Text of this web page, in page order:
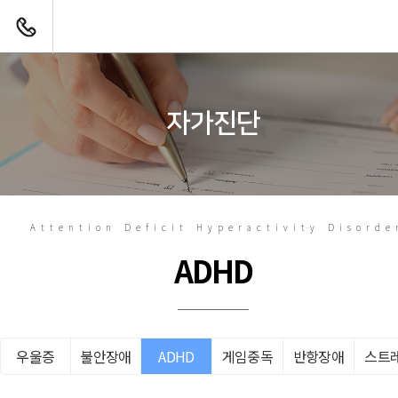
자가진단
Attention Deficit Hyperactivity
ADHD
우울증 불안장애 ADHD 게임중독 반항장애 스트